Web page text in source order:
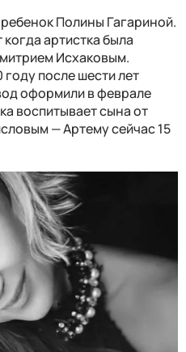
Полины Гагариной.
артистка была
Исхаковым.
году после шести лет
оформили в феврале
воспитывает сына от
— Артему сейчас 15